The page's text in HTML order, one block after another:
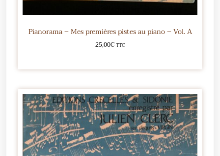
Pianorama – Mes premières pistes au piano – Vol. A
25,00€TTC